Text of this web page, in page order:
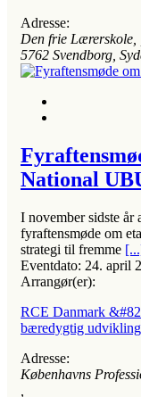
Adresse:
Den frie Lærerskole
5762 Svendborg,
National
I november sidste
fyraftensmøde om
strategi til fremme
Eventdato: 24. april
Arrangør(er):
RCE Danmark
bæredygtig udvikling
Adresse:
Københavns